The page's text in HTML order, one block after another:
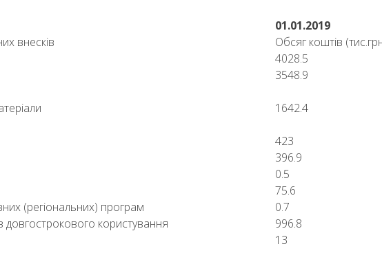
01.01.2019
внесків
Обсяг коштів
4028.5
3548.9
1642.4
423
396.9
0.5
75.6
(регіональних) програм
0.7
довгострокового користування
996.8
13